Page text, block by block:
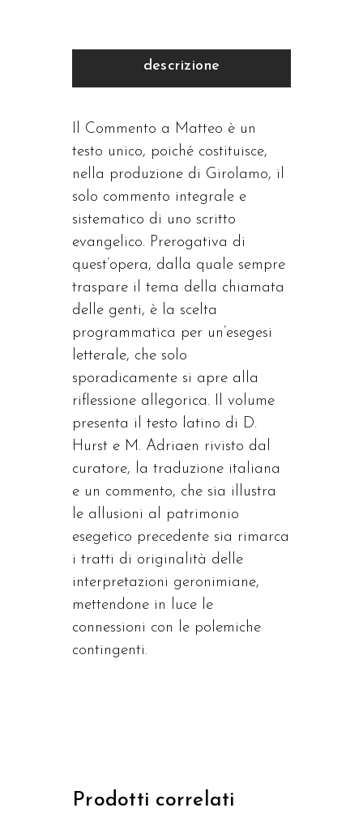
descrizione
Il Commento a Matteo è un
testo unico, poiché costituisce,
nella produzione di Girolamo, il
solo commento integrale e
sistematico di uno scritto
evangelico. Prerogativa di
quest’opera, dalla quale sempre
traspare il tema della chiamata
delle genti, è la scelta
programmatica per un’esegesi
letterale, che solo
sporadicamente si apre alla
riflessione allegorica. Il volume
presenta il testo latino di D.
Hurst e M. Adriaen rivisto dal
curatore, la traduzione italiana
e un commento, che sia illustra
le allusioni al patrimonio
esegetico precedente sia rimarca
i tratti di originalità delle
interpretazioni geronimiane,
mettendone in luce le
connessioni con le polemiche
contingenti.
Prodotti correlati